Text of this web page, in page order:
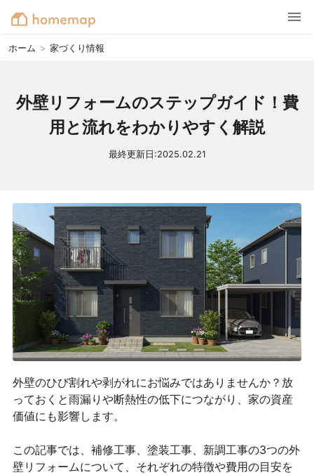
ホーム > 家づくり情報
外壁リフォームのステップガイド！費
用と流れをわかりやすく解説
最終更新日:2025.02.21
外壁のひび割れや剥がれにお悩みではありませんか？放
っておくと雨漏りや断熱性の低下につながり、家の資産
価値にも影響します。
この記事では、補修工事、塗装工事、新調工事の3つの外
壁リフォームについて、それぞれの特徴や費用の目安を